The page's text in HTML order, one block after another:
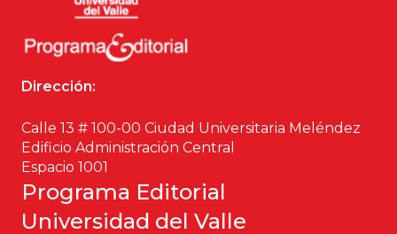
Dirección:
Calle 13 # 100-00 Ciudad Universitaria Meléndez
Edificio Administración Central
Espacio 1001
Programa Editorial
Universidad del Valle